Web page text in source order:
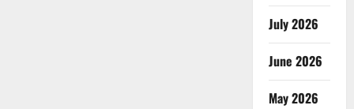
July 2026
June 2026
May 2026